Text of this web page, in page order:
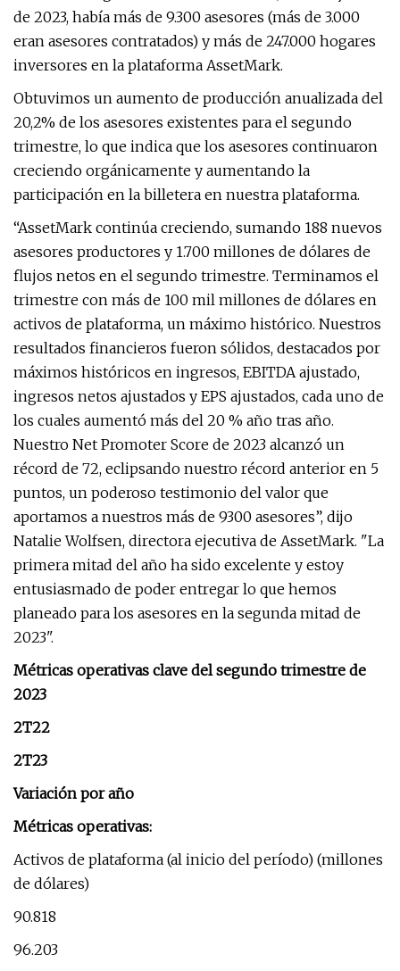
de 2023, había más de 9.300 asesores (más de 3.000
eran asesores contratados) y más de 247.000 hogares
inversores en la plataforma AssetMark.
Obtuvimos un aumento de producción anualizada del
20,2% de los asesores existentes para el segundo
trimestre, lo que indica que los asesores continuaron
creciendo orgánicamente y aumentando la
participación en la billetera en nuestra plataforma.
“AssetMark continúa creciendo, sumando 188 nuevos
asesores productores y 1.700 millones de dólares de
flujos netos en el segundo trimestre. Terminamos el
trimestre con más de 100 mil millones de dólares en
activos de plataforma, un máximo histórico. Nuestros
resultados financieros fueron sólidos, destacados por
máximos históricos en ingresos, EBITDA ajustado,
ingresos netos ajustados y EPS ajustados, cada uno de
los cuales aumentó más del 20 % año tras año.
Nuestro Net Promoter Score de 2023 alcanzó un
récord de 72, eclipsando nuestro récord anterior en 5
puntos, un poderoso testimonio del valor que
aportamos a nuestros más de 9300 asesores”, dijo
Natalie Wolfsen, directora ejecutiva de AssetMark. "La
primera mitad del año ha sido excelente y estoy
entusiasmado de poder entregar lo que hemos
planeado para los asesores en la segunda mitad de
2023".
Métricas operativas clave del segundo trimestre de
2023
2T22
2T23
Variación por año
Métricas operativas:
Activos de plataforma (al inicio del período) (millones
de dólares)
90.818
96.203